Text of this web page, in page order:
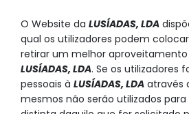
O Website da LUSÍADAS, LDA
qual os utilizadores podem
retirar um melhor
LUSÍADAS, LDA. Se os utilizadores
pessoais à LUSÍADAS, LDA através
mesmos não serão utilizados